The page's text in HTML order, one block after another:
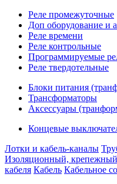
Реле промежуточные
Доп оборудование и
Реле времени
Реле контрольные
Программируемые
Реле твердотельные
Блоки питания
Трансформаторы
Аксессуары
Концевые
Лотки и кабель-каналы
Изоляционный,
кабеля Кабель Кабельное